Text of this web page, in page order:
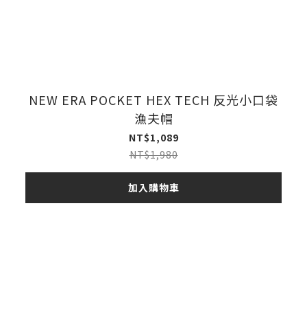
NEW ERA POCKET HEX TECH 反光小口袋
漁夫帽
NT$1,089
NT$1,980
加入購物車